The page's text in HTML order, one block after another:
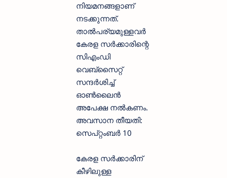
നിയമനങ്ങളാണ്
നടക്കുന്നത്.
താല്‍പര്യമുള്ളവര്‍
കേരള സര്‍ക്കാരിന്റെ
സിഎംഡി
വെബ്‌സൈറ്റ്
സന്ദര്‍ശിച്ച്
ഓണ്‍ലൈന്‍
അപേക്ഷ നല്‍കണം.
അവസാന തീയതി:
സെപ്റ്റംബര്‍ 10
കേരള സര്‍ക്കാരിന്
കീഴിലുള്ള